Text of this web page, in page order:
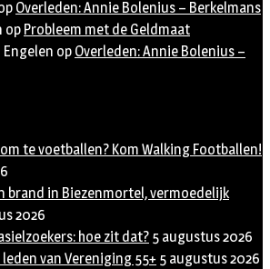
Overleden: Annie Bolenius – Berkelmans
op Probleem met de Geldmaat
Engelen op Overleden: Annie Bolenius –
te voetballen? Kom Walking Footballen!
brand in Biezenmortel, vermoedelijk
2026
hoe zit dat? 5 augustus 2026
van Vereniging 55+ 5 augustus 2026